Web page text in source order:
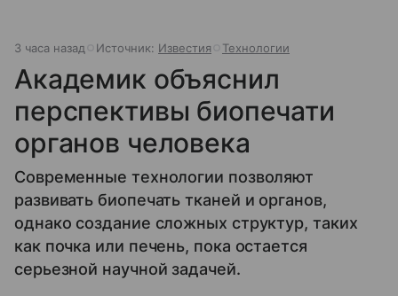
3 часа назад Источник: Известия Технологии
Академик объяснил
перспективы биопечати
органов человека
Современные технологии позволяют
развивать биопечать тканей и органов,
однако создание сложных структур, таких
как почка или печень, пока остается
серьезной научной задачей.